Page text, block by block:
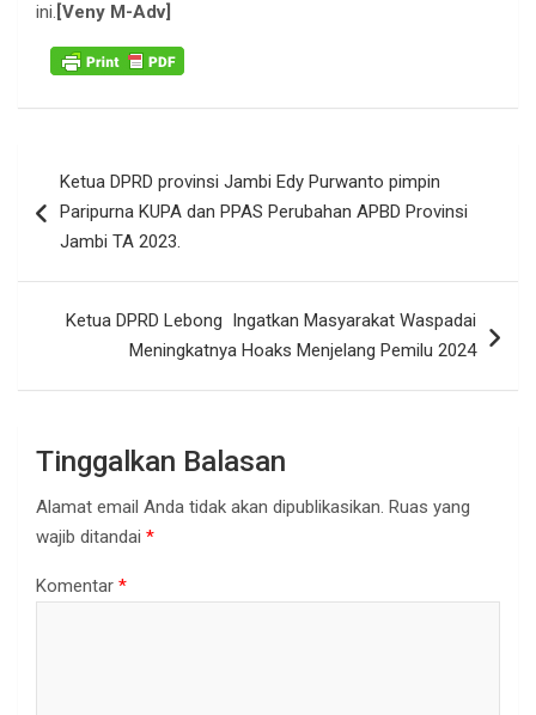
ini. [Veny M-Adv]
posKetua DPRD provinsi Jambi Edy Purwanto pimpin
Paripurna KUPA dan PPAS Perubahan APBD Provinsi
Jambi TA 2023.
Ketua DPRD Lebong Ingatkan Masyarakat Waspadai
Meningkatnya Hoaks Menjelang Pemilu 2024
Tinggalkan Balasan
Alamat email Anda tidak akan dipublikasikan. Ruas yang
wajib ditandai *
Komentar *